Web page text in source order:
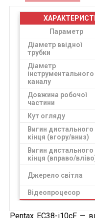
Параметр
Діаметр ввідної
трубки
Діаметр
інструментального
каналу
Довжина робочої
частини
Кут огляду
Вигин дистального
кінця (вгору/вниз)
Вигин дистального
кінця (вправо/
Джерело світла
Відеопроцесор
Pentax EC38-i10cF —